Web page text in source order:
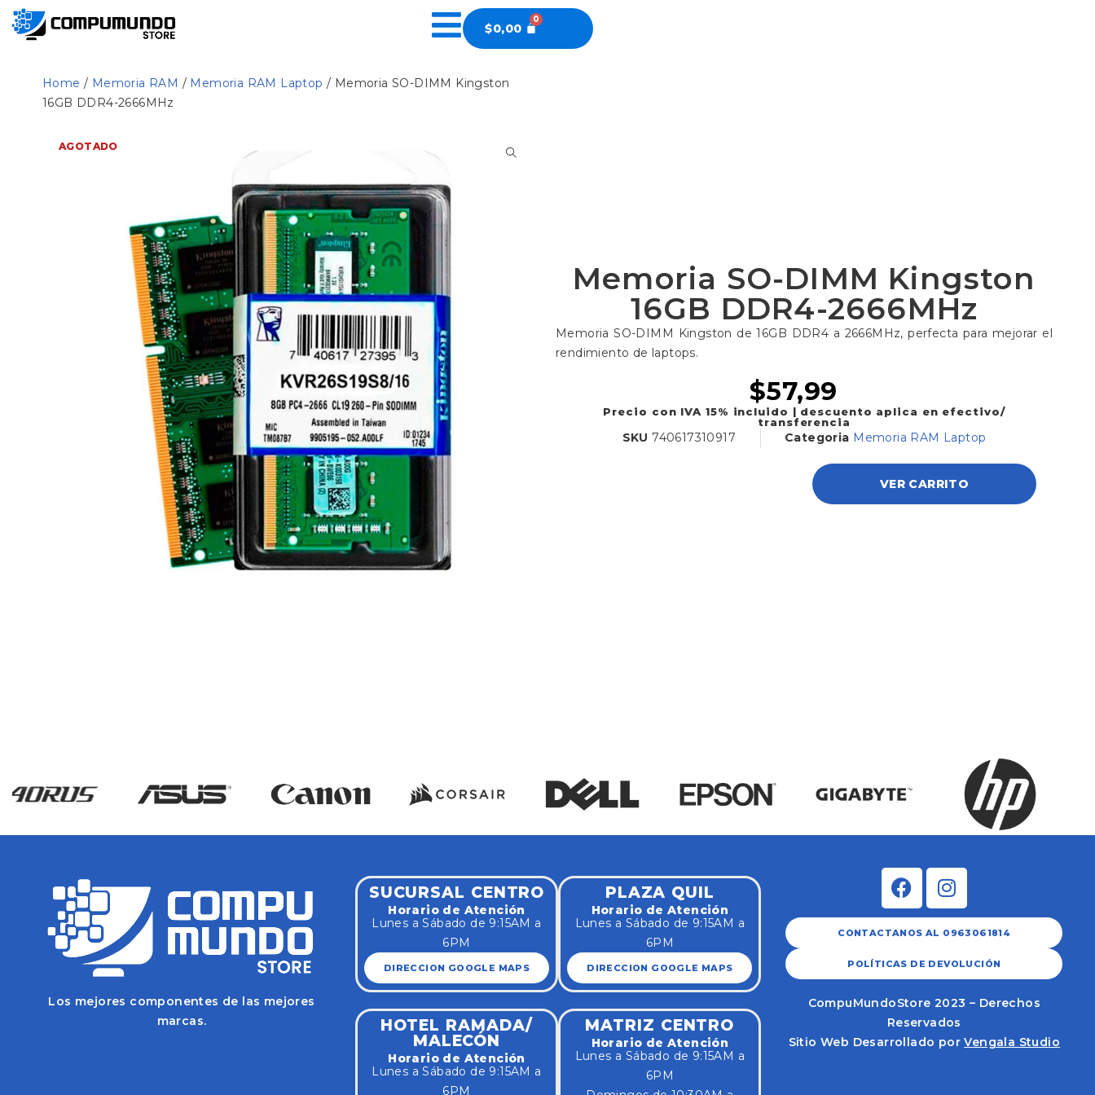
$0,00
Home / Memoria RAM / Memoria RAM Laptop / Memoria SO-DIMM Kingston
16GB DDR4-2666MHz
AGOTADO
Memoria SO-DIMM Kingston
16GB DDR4-2666MHz
Memoria SO-DIMM Kingston de 16GB DDR4 a 2666MHz, perfecta para mejorar el
rendimiento de laptops.
$57,99
Precio con IVA 15% incluido | descuento aplica en efectivo/
transferencia
SKU 740617310917 Categoria Memoria RAM Laptop
VER CARRITO
Los mejores componentes de las mejores
marcas.
SUCURSAL CENTRO
Horario de Atención
Lunes a Sábado de 9:15AM a
6PM
DIRECCION GOOGLE MAPS
PLAZA QUIL
Horario de Atención
Lunes a Sábado de 9:15AM a
6PM
DIRECCION GOOGLE MAPS
HOTEL RAMADA/
MALECÓN
Horario de Atención
Lunes a Sábado de 9:15AM a
6PM
MATRIZ CENTRO
Horario de Atención
Lunes a Sábado de 9:15AM a
6PM
CONTACTANOS AL 0963061814
POLÍTICAS DE DEVOLUCIÓN
CompuMundoStore 2023 – Derechos
Reservados
Sitio Web Desarrollado porVengala Studio